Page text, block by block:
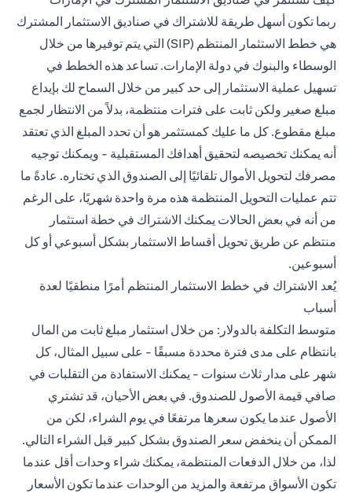
ربما تكون أسهل طريقة للاشتراك في صناديق الاستثمار المشترك
هي خطط الاستثمار المنتظم (SIP) التي يتم توفيرها من خلال
الوسطاء والبنوك في دولة الإمارات. تساعد هذه الخطط في
تسهيل عملية الاستثمار إلى حد كبير من خلال السماح لك بإيداع
مبلغ صغير ولكن ثابت على فترات منتظمة، بدلاً من الانتظار لجمع
مبلغ مقطوع. كل ما عليك كمستثمر هو أن تحدد المبلغ الذي تعتقد
أنه يمكنك تخصيصه لتحقيق أهدافك المستقبلية - ويمكنك توجيه
مصرفك لتحويل الأموال تلقائيًا إلى الصندوق الذي تختاره. عادةً ما
تتم عمليات التحويل المنتظمة هذه مرة واحدة شهريًا، على الرغم
من أنه في بعض الحالات يمكنك الاشتراك في خطة استثمار
منتظم عن طريق تحويل أقساط الاستثمار بشكل أسبوعي أو كل
أسبوعين.
يُعد الاشتراك في خطط الاستثمار المنتظم أمرًا منطقيًا لعدة
أسباب
متوسط التكلفة بالدولار: من خلال استثمار مبلغ ثابت من المال
بانتظام على مدى فترة محددة مسبقًا - على سبيل المثال، كل
شهر على مدار ثلاث سنوات - يمكنك الاستفادة من التقلبات في
صافي قيمة الأصول للصندوق. في بعض الأحيان، قد تشتري
الأصول عندما يكون سعرها مرتفعًا في يوم الشراء، لكن من
الممكن أن ينخفض سعر الصندوق بشكل كبير قبل الشراء التالي.
لذا، من خلال الدفعات المنتظمة، يمكنك شراء وحدات أقل عندما
تكون الأسواق مرتفعة والمزيد من الوحدات عندما تكون الأسعار